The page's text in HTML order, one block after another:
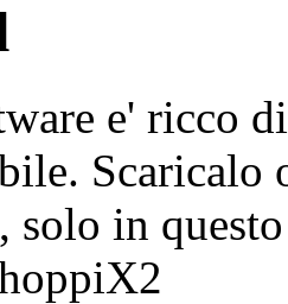
e' ricco
Scaricalo
solo in